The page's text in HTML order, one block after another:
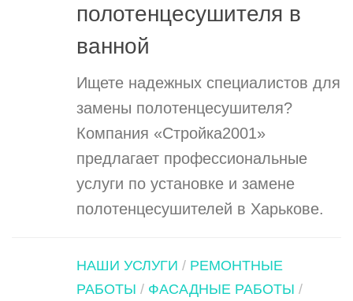
полотенцесушителя в
ванной
Ищете надежных специалистов для
замены полотенцесушителя?
Компания «Стройка2001»
предлагает профессиональные
услуги по установке и замене
полотенцесушителей в Харькове.
НАШИ УСЛУГИ / РЕМОНТНЫЕ
РАБОТЫ / ФАСАДНЫЕ РАБОТЫ /